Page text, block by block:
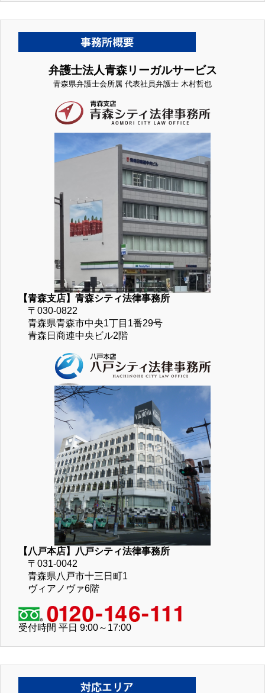
弁護士法人青森リーガルサービス
青森県弁護士会所属 代表社員弁護士 木村哲也
【青森支店】青森シティ法律事務所
〒030-0822
青森県青森市中央1丁目1番29号
青森日商連中央ビル2階
【八戸本店】八戸シティ法律事務所
〒031-0042
青森県八戸市十三日町1
ヴィアノヴァ6階
受付時間 平日 9:00～17:00